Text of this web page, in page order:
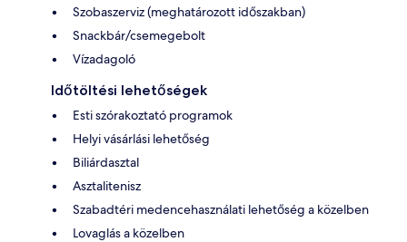
Szobaszerviz (meghatározott időszakban)
Snackbár/csemegebolt
Vízadagoló
Időtöltési lehetőségek
Esti szórakoztató programok
Helyi vásárlási lehetőség
Biliárdasztal
Asztalitenisz
Szabadtéri medencehasználati lehetőség a közelben
Lovaglás a közelben